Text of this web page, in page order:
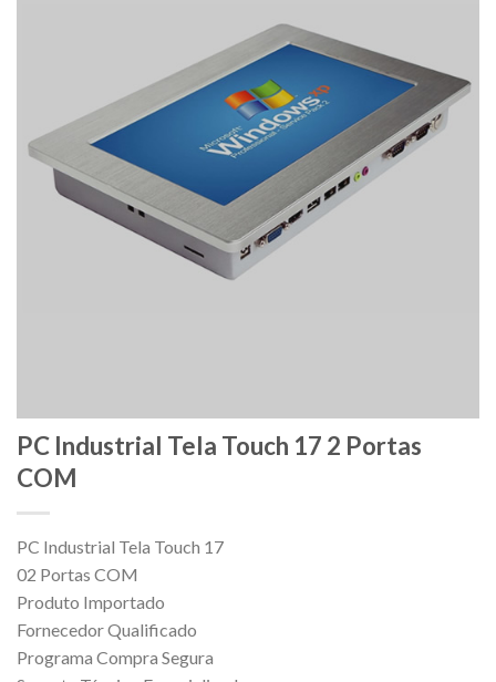
PC Industrial Tela Touch 17 2 Portas
COM
PC Industrial Tela Touch 17
02 Portas COM
Produto Importado
Fornecedor Qualificado
Programa Compra Segura